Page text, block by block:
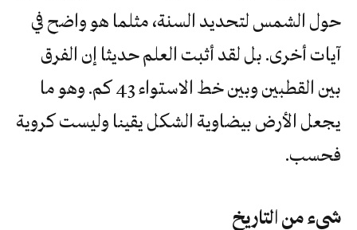
حول الشمس لتحديد السنة، مثلما هو واضح في
آيات أخرى. بل لقد أثبت العلم حديثا إن الفرق
بين القطبين وبين خط الاستواء 43 كم. وهو ما
يجعل الأرض بيضاوية الشكل يقينا وليست كروية
فحسب.
شيء من التاريخ